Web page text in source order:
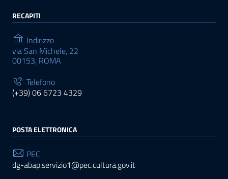
RECAPITI
Indirizzo
via San Michele, 22
00153, ROMA
Telefono
(+39) 06 6723 4329
POSTA ELETTRONICA
PEC
dg-abap.servizio1@pec.cultura.gov.it